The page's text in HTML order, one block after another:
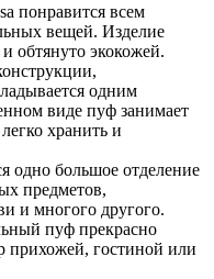
понравится всем
вещей. Изделие
экокожей.
одним
виде пуф занимает
хранить и
одно большое отделение
предметов,
и многого другого.
пуф прекрасно
прихожей, гостиной или